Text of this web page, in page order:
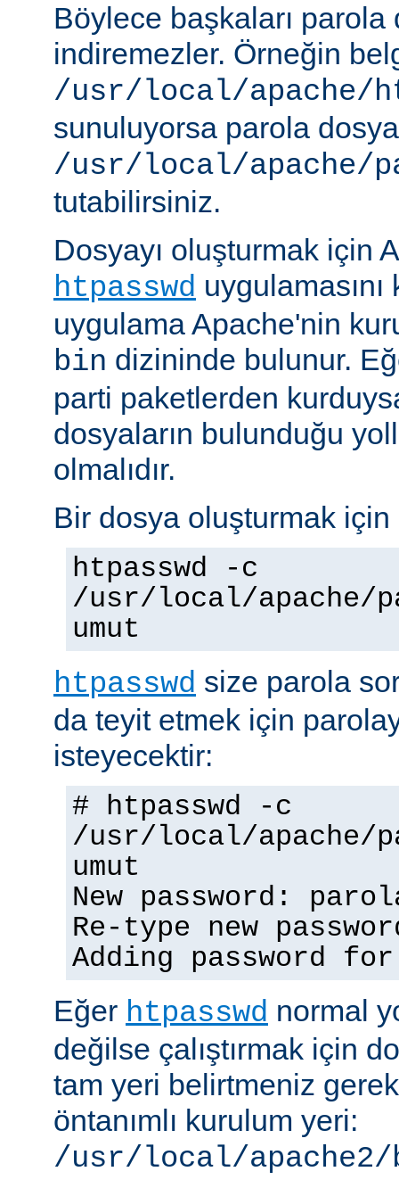
Böylece başkaları parola
indiremezler. Örneğin
/usr/local/apache/
sunuluyorsa parola
/usr/local/apache/
tutabilirsiniz.
Dosyayı oluşturmak için
htpasswd
uygulama Apache'nin
bin dizininde bulunur.
parti paketlerden
dosyaların bulunduğu
olmalıdır.
Bir dosya oluşturmak için
htpasswd -c
/usr/local/apache/
umut
htpasswd size parola
da teyit etmek için
isteyecektir:
# htpasswd -c
/usr/local/apache/
umut
New password:
Re-type new
Adding password
Eğer htpasswd normal
değilse çalıştırmak için
tam yeri belirtmeniz
öntanımlı kurulum yeri:
/usr/local/apache2/